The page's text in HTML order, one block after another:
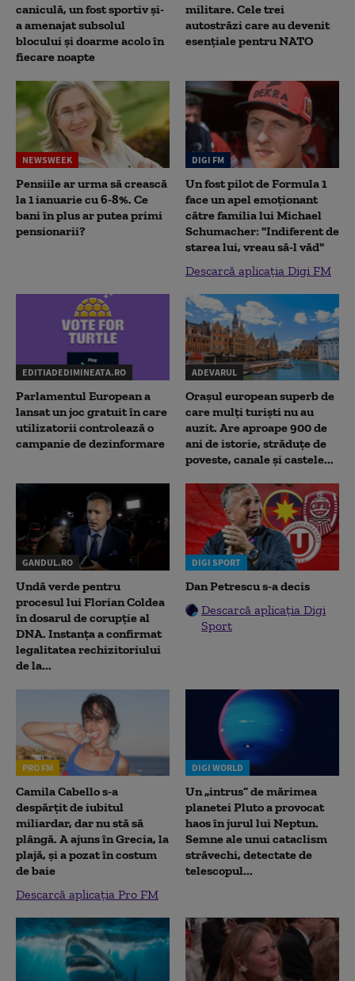
caniculă, un fost sportiv și-
a amenajat subsolul
blocului și doarme acolo în
fiecare noapte
militare. Cele trei
autostrăzi care au devenit
esențiale pentru NATO
NEWSWEEK
Pensiile ar urma să crească
la 1 ianuarie cu 6-8%. Ce
bani în plus ar putea primi
pensionarii?
DIGI FM
Un fost pilot de Formula 1
face un apel emoționant
către familia lui Michael
Schumacher: "Indiferent de
starea lui, vreau să-l văd"
Descarcă aplicația Digi FM
EDITIADEDIMINEATA.RO
Parlamentul European a
lansat un joc gratuit în care
utilizatorii controlează o
campanie de dezinformare
ADEVARUL
Orașul european superb de
care mulți turiști nu au
auzit. Are aproape 900 de
ani de istorie, străduțe de
poveste, canale și castele...
GANDUL.RO
Undă verde pentru
procesul lui Florian Coldea
în dosarul de corupție al
DNA. Instanța a confirmat
legalitatea rechizitoriului
de la...
DIGI SPORT
Dan Petrescu s-a decis
Descarcă aplicația Digi
Sport
PRO FM
Camila Cabello s-a
despărțit de iubitul
miliardar, dar nu stă să
plângă. A ajuns în Grecia, la
plajă, și a pozat în costum
de baie
Descarcă aplicația Pro FM
DIGI WORLD
Un „intrus” de mărimea
planetei Pluto a provocat
haos în jurul lui Neptun.
Semne ale unui cataclism
străvechi, detectate de
telescopul...